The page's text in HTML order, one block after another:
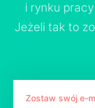
i rynku
Jeżeli tak to